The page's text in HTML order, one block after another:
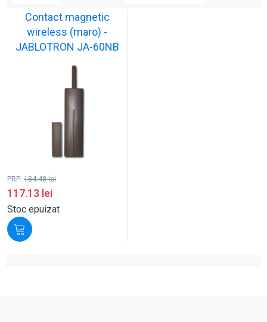
Contact magnetic
wireless (maro) -
JABLOTRON JA-60NB
PRP: 184.48lei
117.13 lei
Stoc epuizat